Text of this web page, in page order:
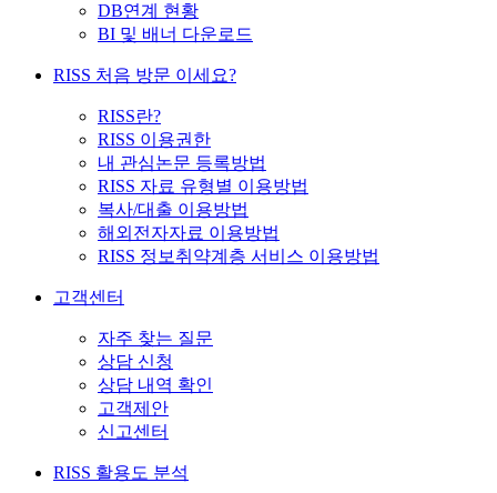
DB연계 현황
BI 및 배너 다운로드
RISS 처음 방문 이세요?
RISS란?
RISS 이용권한
내 관심논문 등록방법
RISS 자료 유형별 이용방법
복사/대출 이용방법
해외전자자료 이용방법
RISS 정보취약계층 서비스 이용방법
고객센터
자주 찾는 질문
상담 신청
상담 내역 확인
고객제안
신고센터
RISS 활용도 분석